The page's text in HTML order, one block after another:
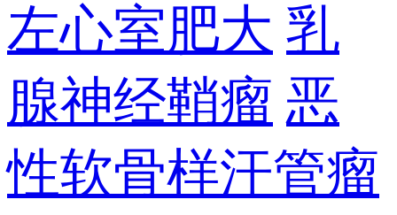
左心室肥大 乳
腺神经鞘瘤 恶
性软骨样汗管瘤